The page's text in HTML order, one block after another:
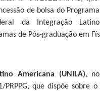
de bolsa do
da Integração
de Pós-graduação em
Americana (UNILA),
que dispõe sobre